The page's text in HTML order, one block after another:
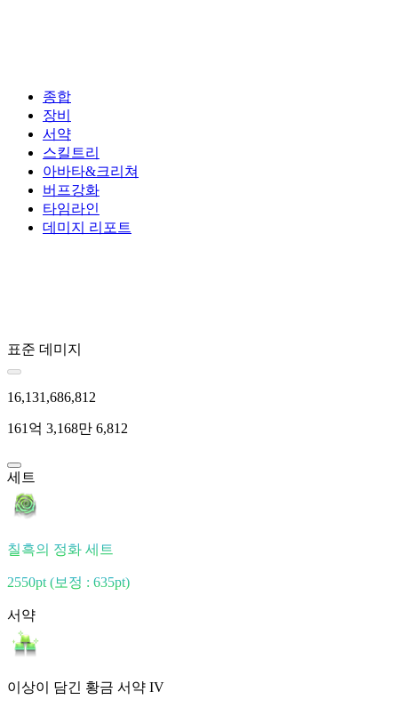
종합
장비
서약
스킬트리
아바타&크리쳐
버프강화
타임라인
데미지 리포트
표준 데미지
16,131,686,812
161억 3,168만 6,812
세트
칠흑의 정화 세트
2550pt (보정 : 635pt)
서약
이상이 담긴 황금 서약 IV